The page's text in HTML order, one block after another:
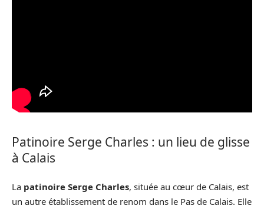
Patinoire Serge Charles : un lieu de glisse
à Calais
La patinoire Serge Charles, située au cœur de Calais, est
un autre établissement de renom dans le Pas de Calais. Elle